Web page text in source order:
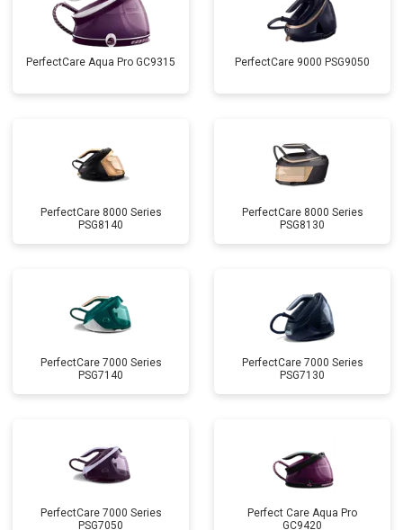
PerfectCare Aqua Pro GC9315 PerfectCare 9000 PSG9050
PerfectCare 8000 Series
PSG8140
PerfectCare 8000 Series
PSG8130
PerfectCare 7000 Series
PSG7140
PerfectCare 7000 Series
PSG7130
PerfectCare 7000 Series
PSG7050
Perfect Care Aqua Pro
GC9420